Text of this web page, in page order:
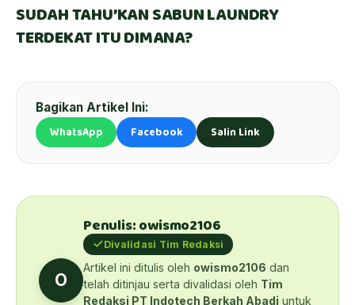
SUDAH TAHU’KAN SABUN LAUNDRY
TERDEKAT ITU DIMANA?
Bagikan Artikel Ini:
WhatsApp Facebook Salin Link
O
Penulis: owismo2106
Divalidasi Tim Redaksi
Artikel ini ditulis oleh owismo2106 dan
telah ditinjau serta divalidasi oleh Tim
Redaksi PT Indotech Berkah Abadi untuk